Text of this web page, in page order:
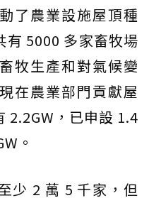
了農業設施屋頂種
有 5000 多家畜牧場
牧生產和對氣候變
在農業部門貢獻屋
2.2GW，已申設 1.4
。
少 2 萬 5 千家，但